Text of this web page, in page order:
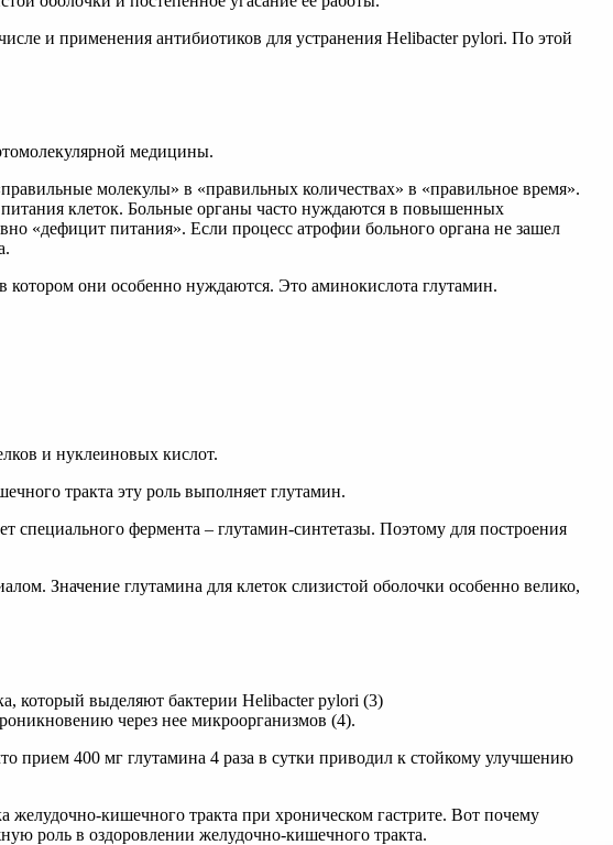
и применения антибиотиков для устранения Helibacter pylori. По этой
медицины.
молекулы» в «правильных количествах» в «правильное время».
клеток. Больные органы часто нуждаются в повышенных
«дефицит питания». Если процесс атрофии больного органа не зашел
котором они особенно нуждаются. Это аминокислота глутамин.
и нуклеиновых кислот.
тракта эту роль выполняет глутамин.
специального фермента – глутамин-синтетазы. Поэтому для построения
Значение глутамина для клеток слизистой оболочки особенно велико,
который выделяют бактерии Helibacter pylori (3)
через нее микроорганизмов (4).
прием 400 мг глутамина 4 раза в сутки приводил к стойкому улучшению
кишечного тракта при хроническом гастрите. Вот почему
роль в оздоровлении желудочно-кишечного тракта.